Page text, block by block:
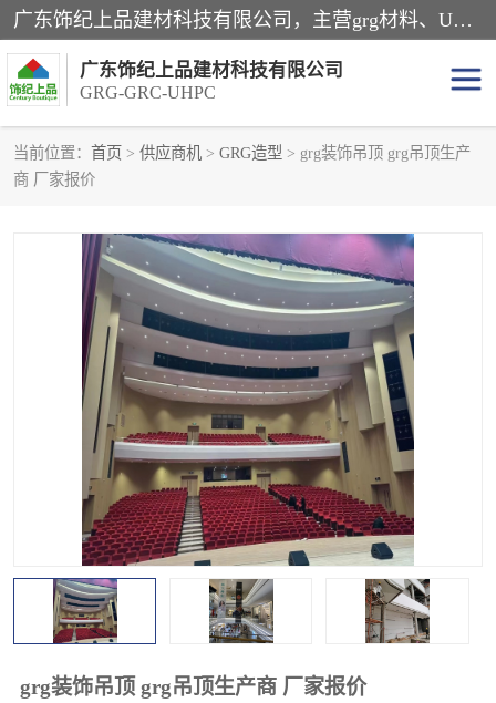
广东饰纪上品建材科技有限公司，主营grg材料、UHPC板、grc构件、uhpc幕墙板、grg厂家、grc厂家、uhpc厂家、GRG吊顶、grg石膏板、grg构件、外墙grc线条、grg造型、grg材料定制，uhpc高性能混凝土，uhpc构件，uhpc镂空挂板，grg材料生产厂家，广东grg厂家，广东grc厂家，联系方式*，2万平厂房，如果您对我公司的产品服务感兴趣，请联系我们。
广东饰纪上品建材科技有限公司
GRG-GRC-UHPC
当前位置： 首页 > 供应商机 > GRG造型 > grg装饰吊顶 grg吊顶生产
商 厂家报价
grg装饰吊顶 grg吊顶生产商 厂家报价
GRG构件
UHPC构件 发泡陶瓷装饰构件
GRG造型 GRC厂家
GRG吊顶 GRG材料生产厂家
UHPC幕墙板 GRC树池坐凳
UHPC树池坐凳